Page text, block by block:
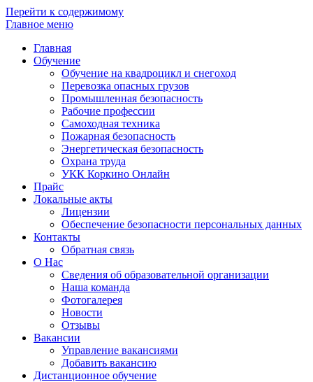
Перейти к содержимому
Главное меню
Главная
Обучение
Обучение на квадроцикл и снегоход
Перевозка опасных грузов
Промышленная безопасность
Рабочие профессии
Самоходная техника
Пожарная безопасность
Энергетическая безопасность
Охрана труда
УКК Коркино Онлайн
Прайс
Локальные акты
Лицензии
Обеспечение безопасности персональных данных
Контакты
Обратная связь
О Нас
Сведения об образовательной организации
Наша команда
Фотогалерея
Новости
Отзывы
Вакансии
Управление вакансиями
Добавить вакансию
Дистанционное обучение